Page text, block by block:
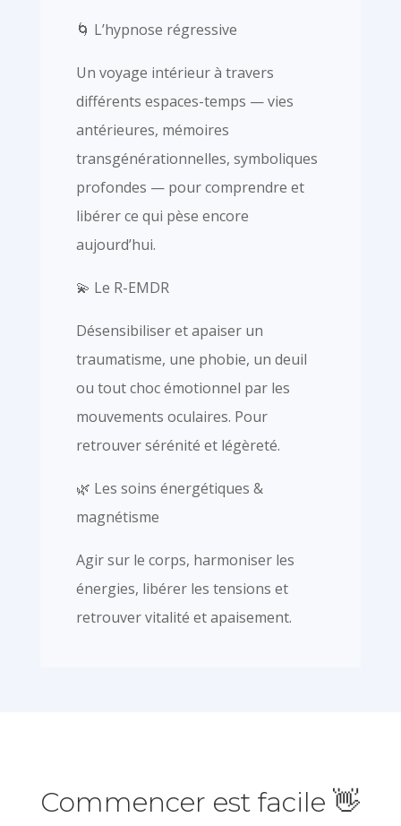
🌀 L’hypnose régressive
Un voyage intérieur à travers
différents espaces-temps — vies
antérieures, mémoires
transgénérationnelles, symboliques
profondes — pour comprendre et
libérer ce qui pèse encore
aujourd’hui.
💫 Le R-EMDR
Désensibiliser et apaiser un
traumatisme, une phobie, un deuil
ou tout choc émotionnel par les
mouvements oculaires. Pour
retrouver sérénité et légèreté.
🌿 Les soins énergétiques &
magnétisme
Agir sur le corps, harmoniser les
énergies, libérer les tensions et
retrouver vitalité et apaisement.
Commencer est facile 👋